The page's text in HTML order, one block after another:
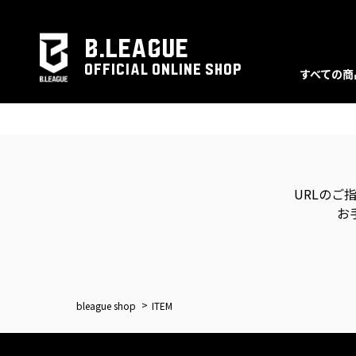
B.LEAGUE
OFFICIAL ONLINE SHOP すべての
URLのご
お
bleague shop ITEM